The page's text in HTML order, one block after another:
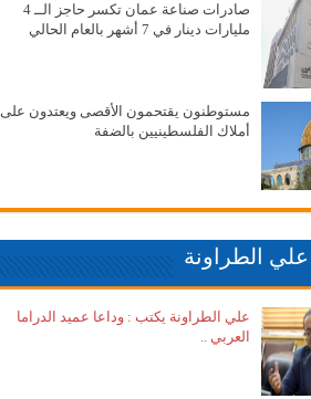
صادرات صناعة عمان تكسر حاجز الــ 4
مليارات دينار في 7 أشهر بالعام الحالي
مستوطنون يقتحمون الأقصى ويعتدون على
أملاك الفلسطينيين بالضفة
الطراونة
علي الطراونة يكتب : وداعا عميد الدراما
العربي ..